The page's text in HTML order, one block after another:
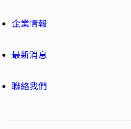
企業情報
最新消息
聯絡我們